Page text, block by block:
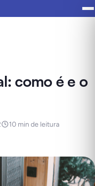
como é e o
10 min de leitura